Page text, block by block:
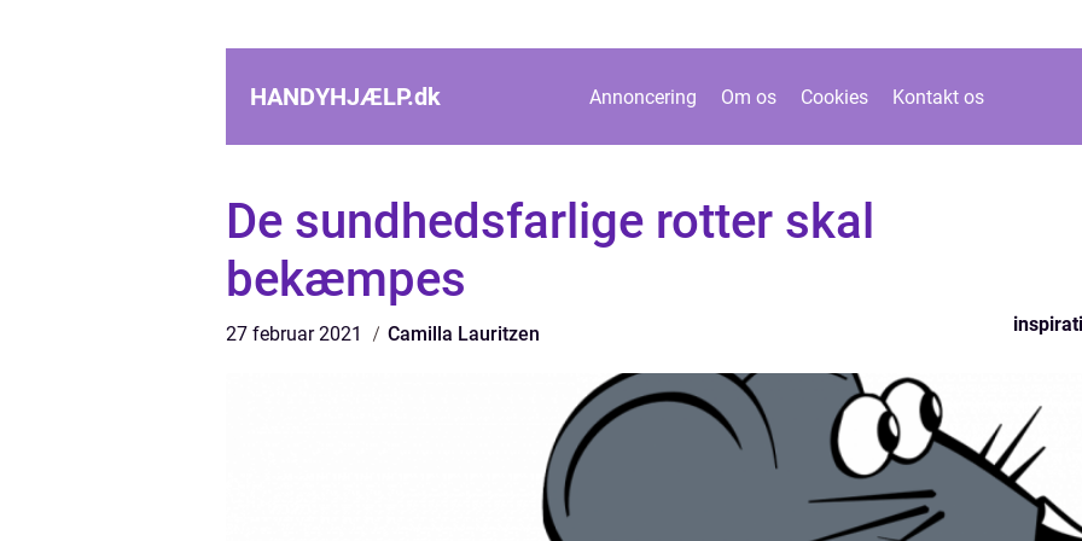
HANDYHJÆLP.dk Annoncering Om os Cookies Kontakt os
De sundhedsfarlige rotter skal
bekæmpes
27 februar 2021 Camilla Lauritzen